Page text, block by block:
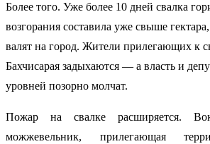
Более того. Уже более 10 дней свалка
возгорания составила уже свыше
валят на город. Жители прилегающих к
Бахчисарая задыхаются — а власть и
уровней позорно молчат.
Пожар на свалке расширяется.
можжевельник, прилегающая